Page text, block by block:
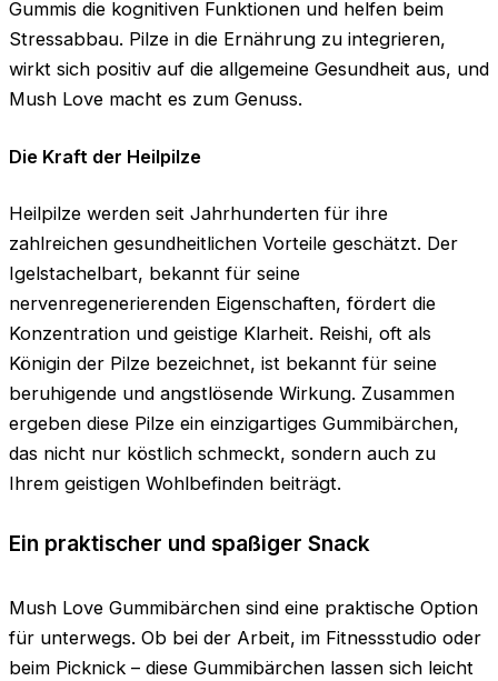
Gummis die kognitiven Funktionen und helfen beim
Stressabbau. Pilze in die Ernährung zu integrieren,
wirkt sich positiv auf die allgemeine Gesundheit aus, und
Mush Love macht es zum Genuss.
Die Kraft der Heilpilze
Heilpilze werden seit Jahrhunderten für ihre
zahlreichen gesundheitlichen Vorteile geschätzt. Der
Igelstachelbart, bekannt für seine
nervenregenerierenden Eigenschaften, fördert die
Konzentration und geistige Klarheit. Reishi, oft als
Königin der Pilze bezeichnet, ist bekannt für seine
beruhigende und angstlösende Wirkung. Zusammen
ergeben diese Pilze ein einzigartiges Gummibärchen,
das nicht nur köstlich schmeckt, sondern auch zu
Ihrem geistigen Wohlbefinden beiträgt.
Ein praktischer und spaßiger Snack
Mush Love Gummibärchen sind eine praktische Option
für unterwegs. Ob bei der Arbeit, im Fitnessstudio oder
beim Picknick – diese Gummibärchen lassen sich leicht